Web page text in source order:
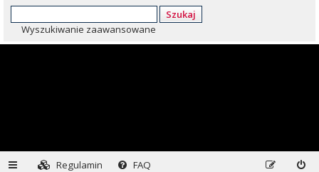
Szukaj
Wyszukiwanie zaawansowane
Regulamin
FAQ